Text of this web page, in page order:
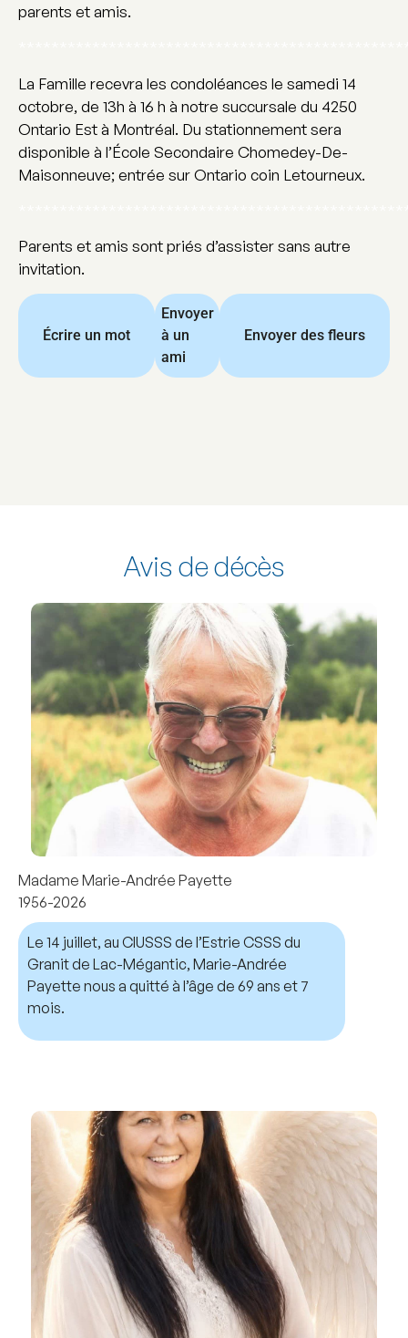
parents et amis.
La Famille recevra les condoléances le samedi 14
octobre, de 13h à 16 h à notre succursale du 4250
Ontario Est à Montréal. Du stationnement sera
disponible à l’École Secondaire Chomedey-De-
Maisonneuve; entrée sur Ontario coin Letourneux.
Parents et amis sont priés d’assister sans autre
invitation.
Écrire un mot
Envoyer
à un
ami
Envoyer des fleurs
Avis de décès
Madame Marie-Andrée Payette
1956-2026
Le 14 juillet, au CIUSSS de l’Estrie CSSS du
Granit de Lac-Mégantic, Marie-Andrée
Payette nous a quitté à l’âge de 69 ans et 7
mois.